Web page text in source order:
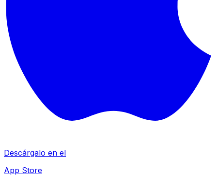
Descárgalo en el
App Store